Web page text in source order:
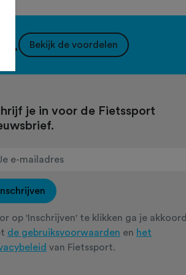
Bekijk de voordelen
je in voor de Fietssport
Inschrijven
op 'Inschrijven' te klikken ga je akkoord
de gebruiksvoorwaarden en het
van Fietssport.